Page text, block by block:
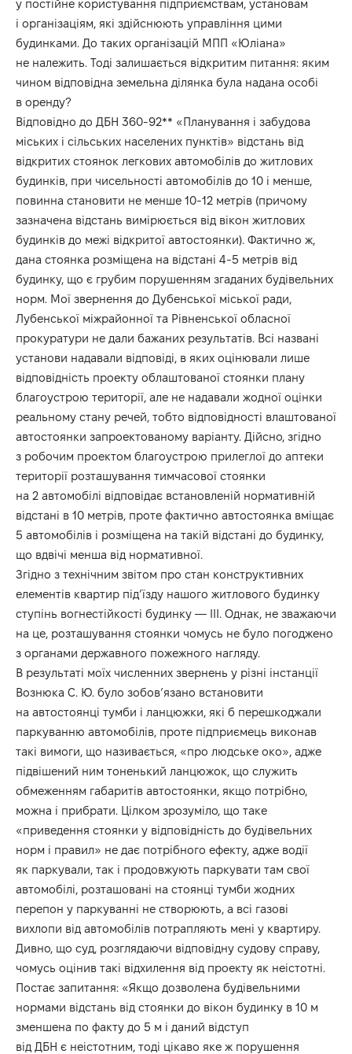
у постійне користування підприємствам, установам
і організаціям, які здійснюють управління цими
будинками. До таких організацій МПП «Юліана»
не належить. Тоді залишається відкритим питання: яким
чином відповідна земельна ділянка була надана особі
в оренду?
Відповідно до ДБН 360-92** «Планування і забудова
міських і сільських населених пунктів» відстань від
відкритих стоянок легкових автомобілів до житлових
будинків, при чисельності автомобілів до 10 і менше,
повинна становити не менше 10-12 метрів (причому
зазначена відстань вимірюється від вікон житлових
будинків до межі відкритої автостоянки). Фактично ж,
дана стоянка розміщена на відстані 4-5 метрів від
будинку, що є грубим порушенням згаданих будівельних
норм. Мої звернення до Дубенської міської ради,
Лубенської міжрайонної та Рівненської обласної
прокуратури не дали бажаних результатів. Всі названі
установи надавали відповіді, в яких оцінювали лише
відповідність проекту облаштованої стоянки плану
благоустрою території, але не надавали жодної оцінки
реальному стану речей, тобто відповідності влаштованої
автостоянки запроектованому варіанту. Дійсно, згідно
з робочим проектом благоустрою прилеглої до аптеки
території розташування тимчасової стоянки
на 2 автомобілі відповідає встановленій нормативній
відстані в 10 метрів, проте фактично автостоянка вміщає
5 автомобілів і розміщена на такій відстані до будинку,
що вдвічі менша від нормативної.
Згідно з технічним звітом про стан конструктивних
елементів квартир під’їзду нашого житлового будинку
ступінь вогнестійкості будинку — III. Однак, не зважаючи
на це, розташування стоянки чомусь не було погоджено
з органами державного пожежного нагляду.
В результаті моїх численних звернень у різні інстанції
Вознюка С. Ю. було зобов’язано встановити
на автостоянці тумби і ланцюжки, які б перешкоджали
паркуванню автомобілів, проте підприємець виконав
такі вимоги, що називається, «про людське око», адже
підвішений ним тоненький ланцюжок, що служить
обмеженням габаритів автостоянки, якщо потрібно,
можна і прибрати. Цілком зрозуміло, що таке
«приведення стоянки у відповідність до будівельних
норм і правил» не дає потрібного ефекту, адже водії
як паркували, так і продовжують паркувати там свої
автомобілі, розташовані на стоянці тумби жодних
перепон у паркуванні не створюють, а всі газові
вихлопи від автомобілів потрапляють мені у квартиру.
Дивно, що суд, розглядаючи відповідну судову справу,
чомусь оцінив такі відхилення від проекту як неістотні.
Постає запитання: «Якщо дозволена будівельними
нормами відстань від стоянки до вікон будинку в 10 м
зменшена по факту до 5 м і даний відступ
від ДБН є неістотним, тоді цікаво яке ж порушення